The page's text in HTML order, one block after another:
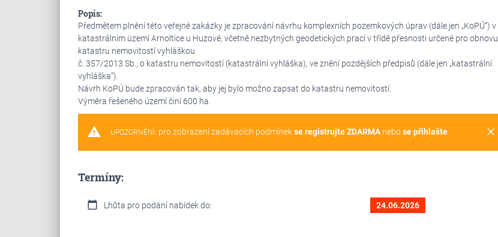
Popis:
Předmětem plnění této veřejné zakázky je zpracování návrhu komplexních pozemkových úprav (dále jen „KoPÚ“) v
katastrálním území Arnoltice u Huzové, včetně nezbytných geodetických prací v třídě přesnosti určené pro obnovu
katastru nemovitostí vyhláškou
č. 357/2013 Sb., o katastru nemovitostí (katastrální vyhláška), ve znění pozdějších předpisů (dále jen „katastrální
vyhláška“).
Návrh KoPÚ bude zpracován tak, aby jej bylo možno zapsat do katastru nemovitostí.
Výměra řešeného území činí 600 ha.
warning clear
UPOZORNĚNÍ: pro zobrazení zadávacích podmínekse registrujte ZDARMAnebose přihlašte.
Termíny:
calendar_today Lhůta pro podání nabídek do: 24.06.2026